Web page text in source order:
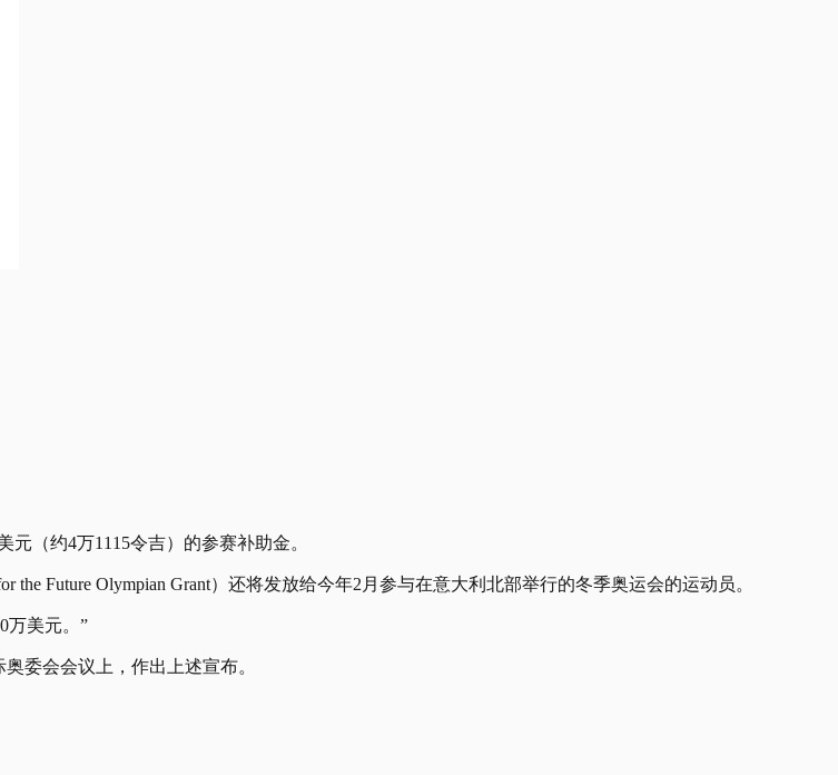
（约4万1115令吉）的参赛补助金。
Future Olympian Grant）还将发放给今年2月参与在意大利北部举行的冬季奥运会的运动员。
万美元。”
委会会议上，作出上述宣布。